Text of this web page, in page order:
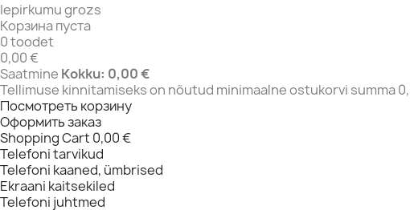
Iepirkumu grozs
Корзина пуста
0 toodet
0,00 €
Saatmine Kokku: 0,00 €
Tellimuse kinnitamiseks on nõutud minimaalne ostukorvi summa
Посмотреть корзину
Оформить заказ
Shopping Cart 0,00 €
Telefoni tarvikud
Telefoni kaaned, ümbrised
Ekraani kaitsekiled
Telefoni juhtmed